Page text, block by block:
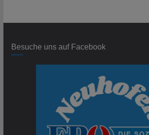
Besuche uns auf Facebook